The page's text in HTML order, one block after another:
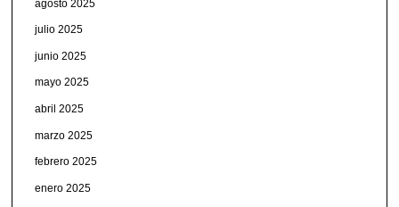
agosto 2025
julio 2025
junio 2025
mayo 2025
abril 2025
marzo 2025
febrero 2025
enero 2025